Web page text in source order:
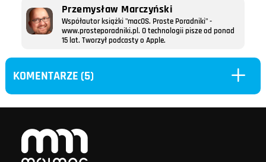
Przemysław Marczyński
Współautor książki "macOS. Proste Poradniki" -
www.prosteporadniki.pl. O technologii pisze od ponad
15 lat. Tworzył podcasty o Apple.
KOMENTARZE (5) L